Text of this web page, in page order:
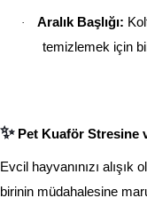
· Aralık Başlığı:
temizlemek için
✨Pet Kuaför Stresine
Evcil hayvanınızı alışık
birinin müdahalesine